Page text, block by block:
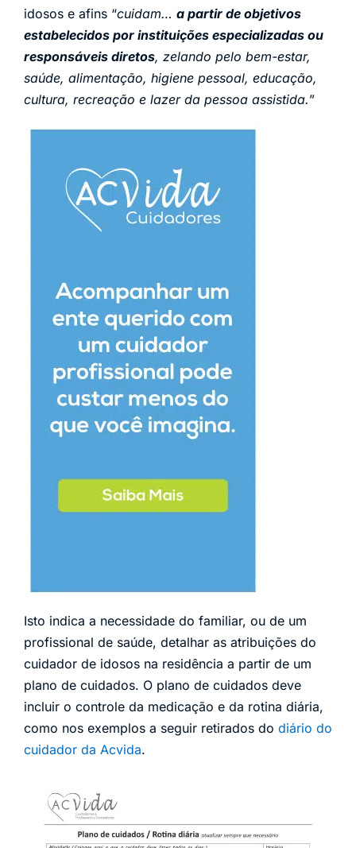
idosos e afins “cuidam… a partir de objetivos
estabelecidos por instituições especializadas ou
responsáveis diretos, zelando pelo bem-estar,
saúde, alimentação, higiene pessoal, educação,
cultura, recreação e lazer da pessoa assistida.”
Isto indica a necessidade do familiar, ou de um
profissional de saúde, detalhar as atribuições do
cuidador de idosos na residência a partir de um
plano de cuidados. O plano de cuidados deve
incluir o controle da medicação e da rotina diária,
como nos exemplos a seguir retirados do diário do
cuidador da Acvida.